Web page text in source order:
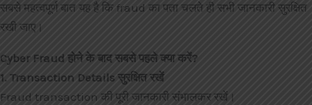
सबसे महत्वपूर्ण बात यह है कि fraud का पता चलते ही सभी जानकारी सुरक्षित
रखी जाए।
Cyber Fraud होने के बाद सबसे पहले क्या करें?
1. Transaction Details सुरक्षित रखें
Fraud transaction की पूरी जानकारी संभालकर रखें।